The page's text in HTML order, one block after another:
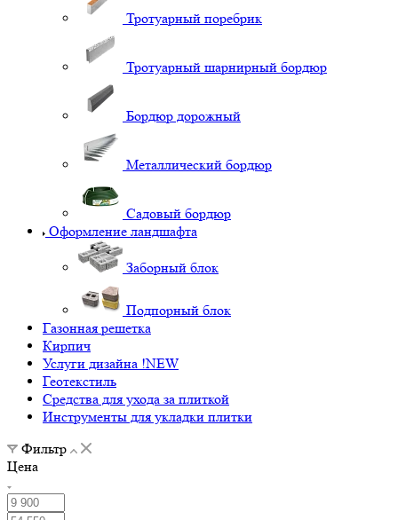
Тротуарный поребрик
Тротуарный шарнирный бордюр
Бордюр дорожный
Металлический бордюр
Садовый бордюр
Оформление ландшафта
Заборный блок
Подпорный блок
Газонная решетка
Кирпич
Услуги дизайна !NEW
Геотекстиль
Средства для ухода за плиткой
Инструменты для укладки плитки
Фильтр
Цена